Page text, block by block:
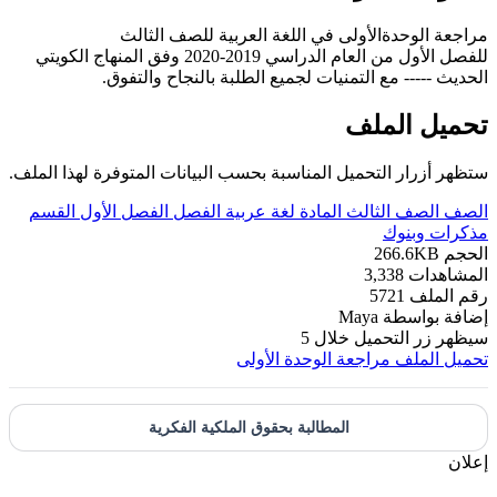
مراجعة الوحدةالأولى في اللغة العربية للصف الثالث
للفصل الأول من العام الدراسي 2019-2020 وفق المنهاج الكويتي
الحديث ----- مع التمنيات لجميع الطلبة بالنجاح والتفوق.
تحميل الملف
ستظهر أزرار التحميل المناسبة بحسب البيانات المتوفرة لهذا الملف.
الصف الصف الثالث المادة لغة عربية الفصل الفصل الأول
القسم
مذكرات وبنوك
الحجم 266.6KB
المشاهدات 3,338
رقم الملف 5721
إضافة بواسطة Maya
سيظهر زر التحميل خلال 5
تحميل الملف مراجعة الوحدة الأولى
المطالبة بحقوق الملكية الفكرية
إعلان